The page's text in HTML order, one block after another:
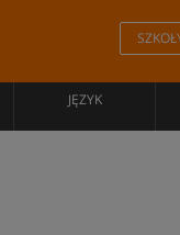
JĘZYK